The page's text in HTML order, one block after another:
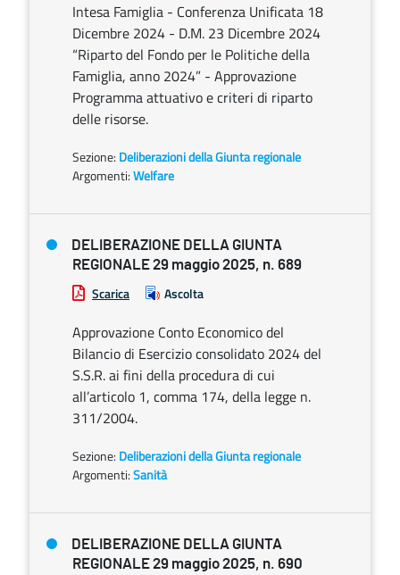
Intesa Famiglia - Conferenza Unificata 18
Dicembre 2024 - D.M. 23 Dicembre 2024
“Riparto del Fondo per le Politiche della
Famiglia, anno 2024” - Approvazione
Programma attuativo e criteri di riparto
delle risorse.
Sezione: Deliberazioni della Giunta regionale
Argomenti:Welfare
DELIBERAZIONE DELLA GIUNTA
REGIONALE 29 maggio 2025, n. 689
Scarica Ascolta
Approvazione Conto Economico del
Bilancio di Esercizio consolidato 2024 del
S.S.R. ai fini della procedura di cui
all’articolo 1, comma 174, della legge n.
311/2004.
Sezione: Deliberazioni della Giunta regionale
Argomenti:Sanità
DELIBERAZIONE DELLA GIUNTA
REGIONALE 29 maggio 2025, n. 690